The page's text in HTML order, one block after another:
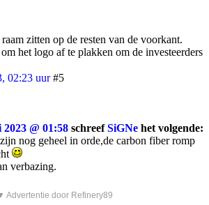
zitten op de resten van de voorkant.
het logo af te plakken om de investeerders
02:23 uur #5
@ 01:58 schreefSiGNe het volgende:
nog geheel in orde,de carbon fiber romp
verbazing.
Advertentie door Refinery89